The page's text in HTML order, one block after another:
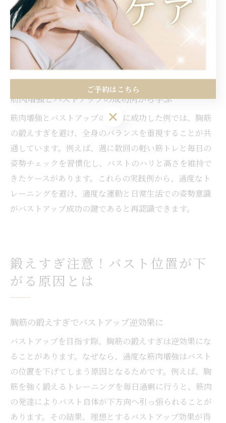
10回前後の腕立て伏せや軽いダンベルエクササイズを週
数回実施し、筋肉の疲労を感じたらしっかり休息を取り
ます。こうした適度なトレーニングを継続することで、
バストの形を保ちながら健康的な筋肉増強が目指せま
す。
筋肉増強とバストアップの成功例から学ぶ
筋肉増強とバストアップの両立に成功した例では、胸筋
の鍛えすぎを避け、全身のバランスを重視することが共
通しています。例えば、週に数回の軽い筋トレと毎日の
姿勢チェックを習慣化し、バストのハリと高さを維持で
きたケースがあります。これらの実践例から、過度なト
レーニングを避け、適度な運動と日常生活での姿勢意識
がバストアップ成功の鍵であると再認識できます。
鍛えすぎ注意！バスト位置が下
がる原因とは
胸筋の鍛えすぎでバストアップ逆効果に
バストアップを目指す際、胸筋の鍛えすぎは逆効果にな
ることがあります。なぜなら、過度な筋肉増強はバスト
の位置を下げてしまう原因となるためです。例えば、胸
筋を強く鍛えるトレーニングを毎日過剰に行うと、筋肉
の発達によりバスト自体が下方向へ引っ張られることが
あります。その結果、理想とするバストアップ効果が得
ご予約はこちら
ご予約はこちら